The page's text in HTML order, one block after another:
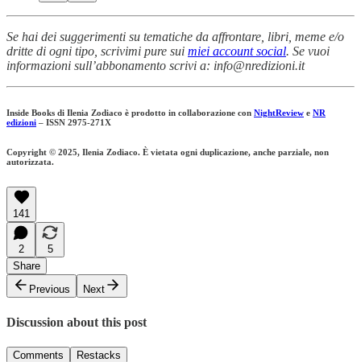
Se hai dei suggerimenti su tematiche da affrontare, libri, meme e/o
dritte di ogni tipo, scrivimi pure sui miei account social. Se vuoi
informazioni sull’abbonamento scrivi a: info@nredizioni.it
Inside Books di Ilenia Zodiaco è prodotto in collaborazione con NightReview e NR
edizioni – ISSN 2975-271X
Copyright © 2025, Ilenia Zodiaco. È vietata ogni duplicazione, anche parziale, non
autorizzata.
141
2
5
Share
Previous
Next
Discussion about this post
Comments Restacks